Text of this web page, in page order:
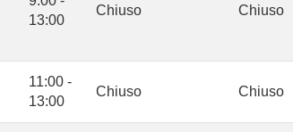
13:00
Chiuso Chiuso
11:00 -
13:00
Chiuso Chiuso